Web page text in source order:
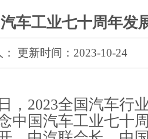
车工业七十周年发
更新时间：2023-10-24
，2023全国汽车行
中国汽车工业七十